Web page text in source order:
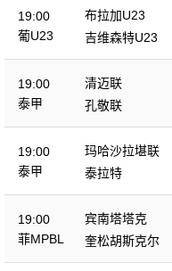
19:00
葡U23
布拉加U23
吉维森特U23
19:00
泰甲
清迈联
孔敬联
19:00
泰甲
玛哈沙拉堪联
泰拉特
19:00
菲MPBL
宾南塔塔克
奎松胡斯克尔